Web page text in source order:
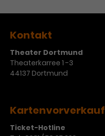
Kontakt
Theater Dortmund
Theaterkarree 1 -3
44137 Dortmund
Kartenvorverkauf
Ticket-Hotline